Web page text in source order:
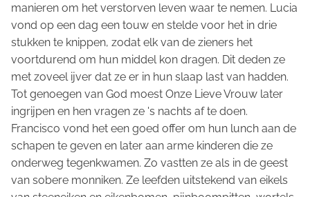
manieren om het verstorven leven waar te nemen. Lucia
vond op een dag een touw en stelde voor het in drie
stukken te knippen, zodat elk van de zieners het
voortdurend om hun middel kon dragen. Dit deden ze
met zoveel ijver dat ze er in hun slaap last van hadden.
Tot genoegen van God moest Onze Lieve Vrouw later
ingrijpen en hen vragen ze 's nachts af te doen.
Francisco vond het een goed offer om hun lunch aan de
schapen te geven en later aan arme kinderen die ze
onderweg tegenkwamen. Zo vastten ze als in de geest
van sobere monniken. Ze leefden uitstekend van eikels